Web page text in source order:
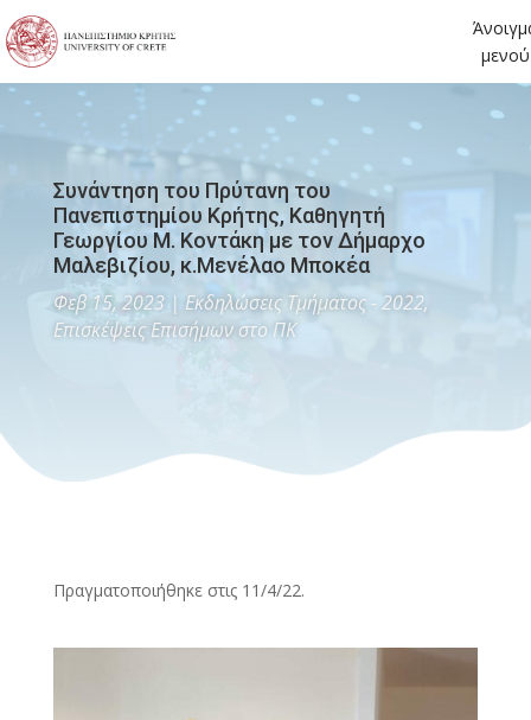
μενού
Συνάντηση του Πρύτανη του
Πανεπιστημίου Κρήτης, Καθηγητή
Γεωργίου Μ. Κοντάκη με τον Δήμαρχο
Μαλεβιζίου, κ.Μενέλαο Μποκέα
Φεβ 15, 2023 | Εκδηλώσεις Τμήματος - 2022,
Επισκέψεις Επισήμων στο ΠΚ
Πραγματοποιήθηκε στις 11/4/22.